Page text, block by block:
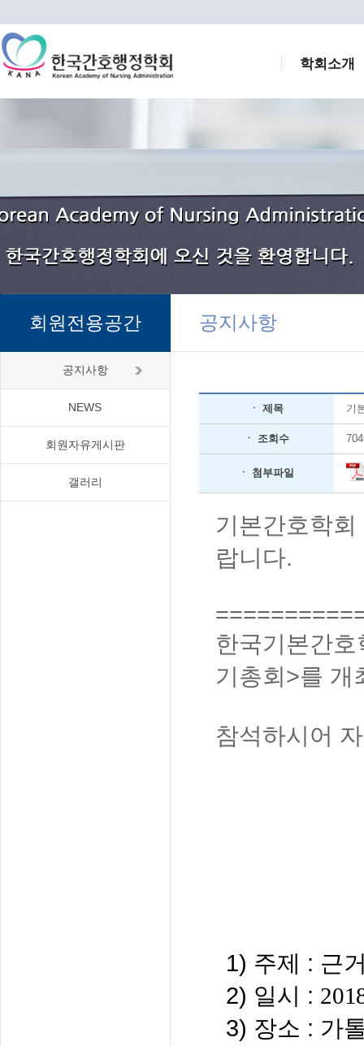
학회소개
회원전용공간
공지사항
NEWS
회원자유게시판
갤러리
공지사항
ㆍ 제목 기
ㆍ 조회수
ㆍ 첨부파일
기본간호학
랍니다.
한국기본간
기총회>를 개
참석하시어
1) 주제 : 근
2) 일시 :
3) 장소 : 가